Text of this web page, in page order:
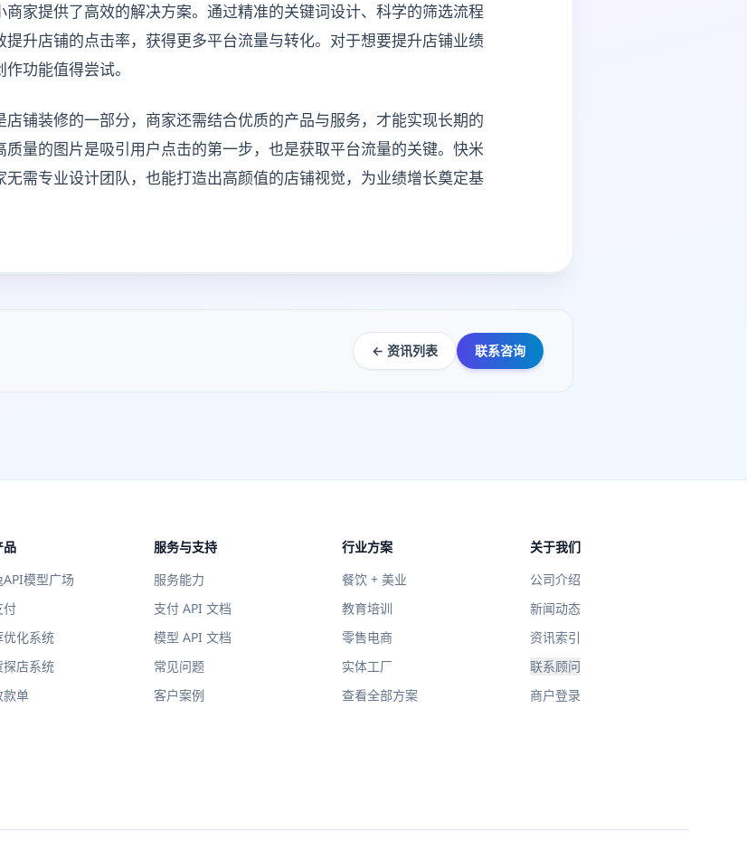
家提供了高效的解决方案。通过精准的关键词设计、科学的筛选流程
升店铺的点击率，获得更多平台流量与转化。对于想要提升店铺业绩
功能值得尝试。
铺装修的一部分，商家还需结合优质的产品与服务，才能实现长期的
量的图片是吸引用户点击的第一步，也是获取平台流量的关键。快米
需专业设计团队，也能打造出高颜值的店铺视觉，为业绩增长奠定基
← 资讯列表 联系咨询
品
模型广场
付
化系统
店系统
款单
服务与支持
服务能力
支付 API 文档
模型 API 文档
常见问题
客户案例
行业方案
餐饮 + 美业
教育培训
零售电商
实体工厂
查看全部方案
关于我们
公司介绍
新闻动态
资讯索引
联系顾问
商户登录